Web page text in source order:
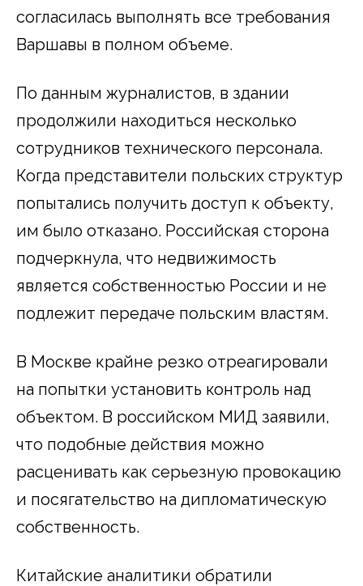
согласилась выполнять все требования
Варшавы в полном объеме.
По данным журналистов, в здании
продолжили находиться несколько
сотрудников технического персонала.
Когда представители польских структур
попытались получить доступ к объекту,
им было отказано. Российская сторона
подчеркнула, что недвижимость
является собственностью России и не
подлежит передаче польским властям.
В Москве крайне резко отреагировали
на попытки установить контроль над
объектом. В российском МИД заявили,
что подобные действия можно
расценивать как серьезную провокацию
и посягательство на дипломатическую
собственность.
Китайские аналитики обратили